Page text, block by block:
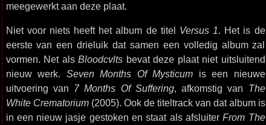
meegewerkt aan deze plaat.
Niet voor niets heeft het album de titel Versus 1. Het is de
eerste van een drieluik dat samen een volledig album zal
vormen. Net als Bloodcvlts bevat deze plaat niet uitsluitend
nieuw werk. Seven Months Of Mysticum is een nieuwe
uitvoering van 7 Months Of Suffering, afkomstig van The
White Crematorium(2005). Ook de titeltrack van dat album is
in een nieuw jasje gestoken en staat als afsluiterFrom The